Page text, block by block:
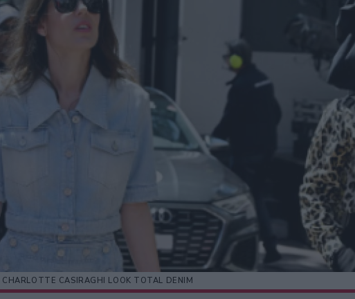
CHARLOTTE CASIRAGHI LOOK TOTAL DENIM